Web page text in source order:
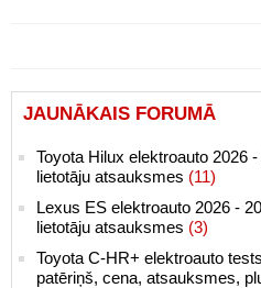
JAUNĀKAIS FORUMĀ
Toyota Hilux elektroauto 2026
lietotāju atsauksmes (11)
Lexus ES elektroauto 2026 -
lietotāju atsauksmes (3)
Toyota C-HR+ elektroauto
patēriņš, cena, atsauksmes,